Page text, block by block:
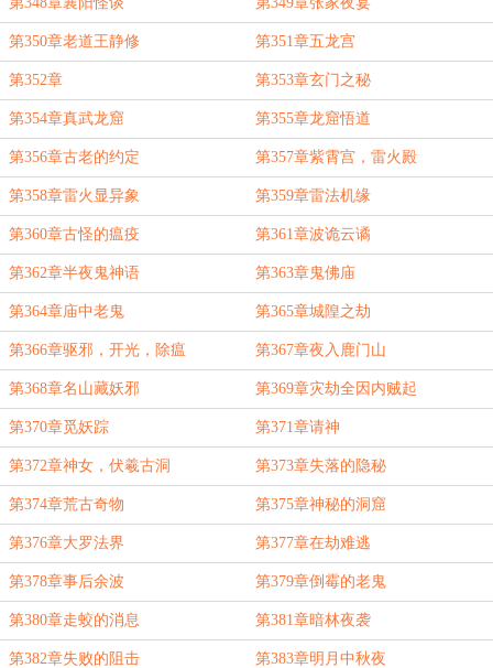
第350章老道王静修 第351章五龙宫
第352章 第353章玄门之秘
第354章真武龙窟 第355章龙窟悟道
第356章古老的约定 第357章紫霄宫，雷火殿
第358章雷火显异象 第359章雷法机缘
第360章古怪的瘟疫 第361章波诡云谲
第362章半夜鬼神语 第363章鬼佛庙
第364章庙中老鬼 第365章城隍之劫
第366章驱邪，开光，除瘟 第367章夜入鹿门山
第368章名山藏妖邪 第369章灾劫全因内贼起
第370章觅妖踪 第371章请神
第372章神女，伏羲古洞 第373章失落的隐秘
第374章荒古奇物 第375章神秘的洞窟
第376章大罗法界 第377章在劫难逃
第378章事后余波 第379章倒霉的老鬼
第380章走蛟的消息 第381章暗林夜袭
第382章失败的阻击 第383章明月中秋夜